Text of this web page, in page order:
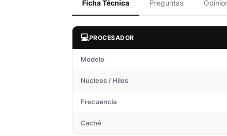
Ficha Técnica Preguntas
💻PROCESADOR
Modelo
Núcleos / Hilos
Frecuencia
Caché